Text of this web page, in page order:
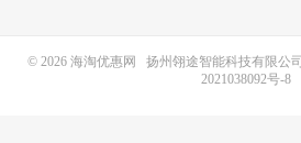
© 2026 海淘优惠网 扬州翎途智能科技有限公
2021038092号-8